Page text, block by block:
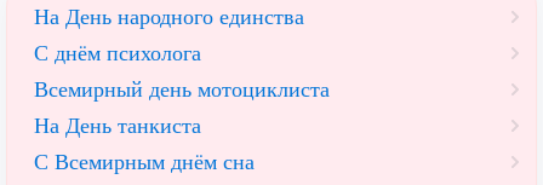
На День народного единства
С днём психолога
Всемирный день мотоциклиста
На День танкиста
С Всемирным днём сна